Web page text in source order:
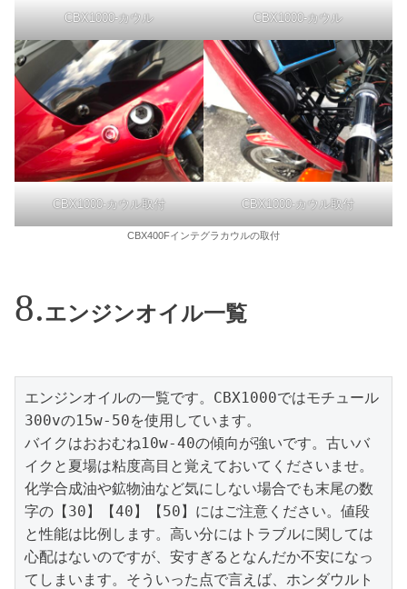
CBX1000-カウル CBX1000-カウル
CBX1000-カウル取付 CBX1000-カウル取付
CBX400Fインテグラカウルの取付
エンジンオイル一覧
エンジンオイルの一覧です。CBX1000ではモチュール
300vの15w-50を使用しています。
バイクはおおむね10w-40の傾向が強いです。古いバ
イクと夏場は粘度高目と覚えておいてくださいませ。
化学合成油や鉱物油など気にしない場合でも末尾の数
字の【30】【40】【50】にはご注意ください。値段
と性能は比例します。高い分にはトラブルに関しては
心配はないのですが、安すぎるとなんだか不安になっ
てしまいます。そういった点で言えば、ホンダウルト